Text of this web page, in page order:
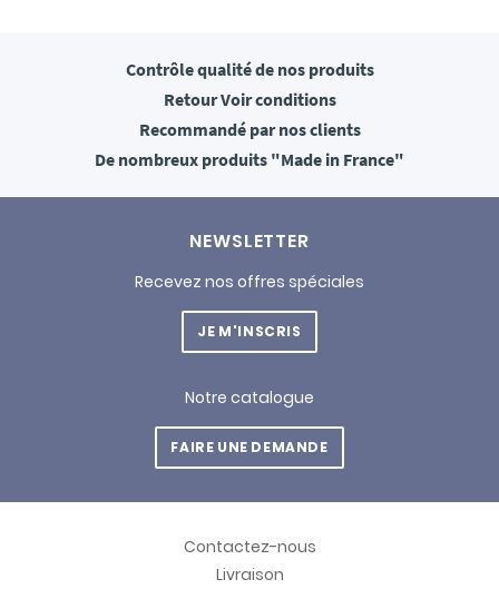
Contrôle qualitéde nos produits
RetourVoir conditions
Recommandépar nos clients
De nombreux produits "Made in France"
NEWSLETTER
Recevez nos offres spéciales
JE M'INSCRIS
Notre catalogue
FAIRE UNE DEMANDE
Contactez-nous
Livraison